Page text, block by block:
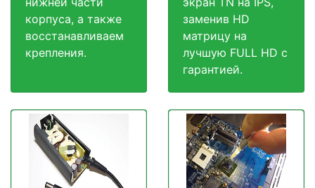
корпуса, а также
восстанавливаем
крепления.
заменив HD
матрицу на
лучшую FULL HD c
гарантией.